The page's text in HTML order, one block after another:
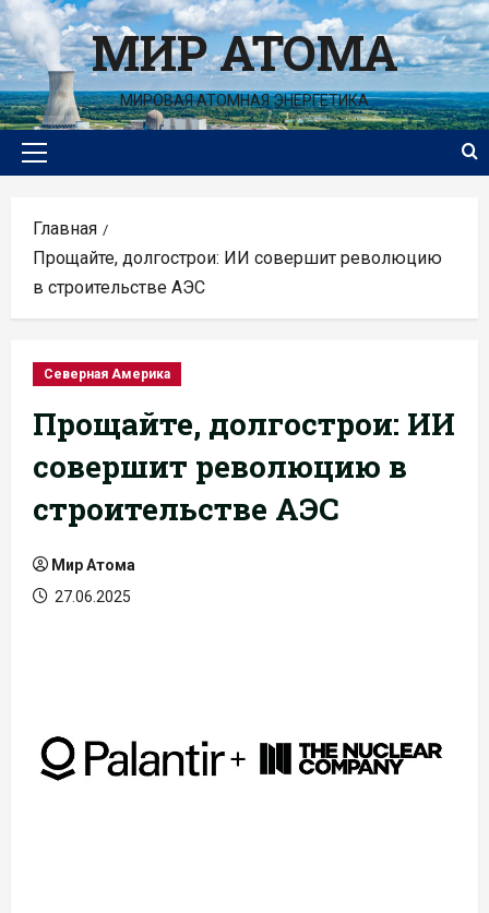
Перейти
к
содержимомуМИР АТОМА
МИРОВАЯ АТОМНАЯ ЭНЕРГЕТИКА
Основное
Главная
Прощайте, долгострои: ИИ совершит революцию
в строительстве АЭС
Северная Америка
Прощайте, долгострои: ИИ
совершит революцию в
строительстве АЭС
Мир Атома
27.06.2025